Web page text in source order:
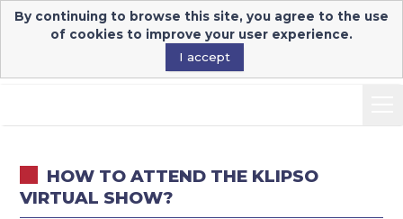
Congressist's login
HOW TO ATTEND THE KLIPSO
VIRTUAL SHOW?
By continuing to browse this site, you agree to the use
of cookies to improve your user experience.
I accept